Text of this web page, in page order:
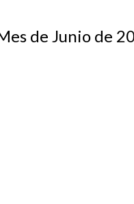
de Junio de